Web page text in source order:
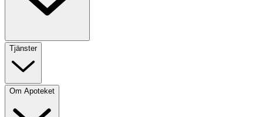
Tjänster
Om Apoteket